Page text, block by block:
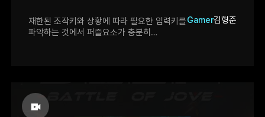
재한된 조작키와 상황에 따라 필요한 입력키를
파악하는 것에서 퍼즐요소가 충분히
만들어지면 특유의 재미를 느낄 수 있을
것으로 생각합니다.
Gamer김형준